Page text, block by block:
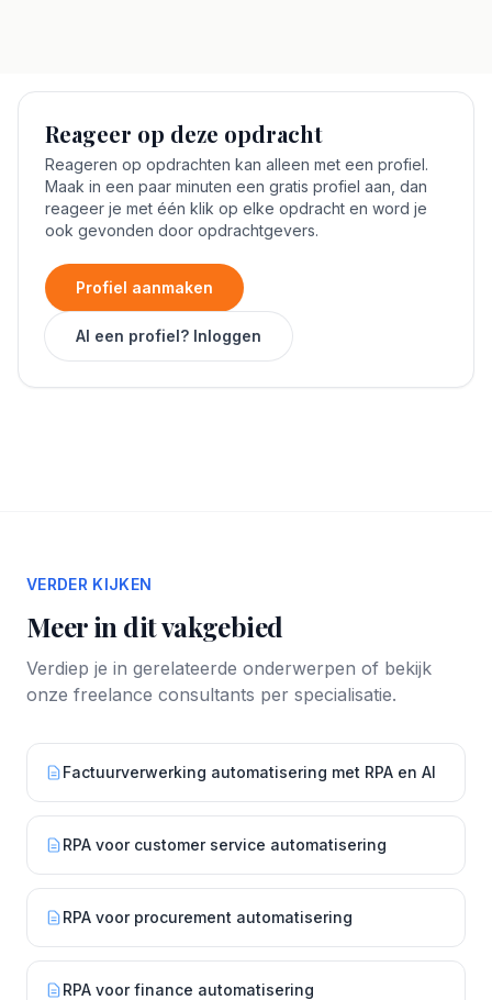
Reageer op deze opdracht
Reageren op opdrachten kan alleen met een profiel.
Maak in een paar minuten een gratis profiel aan, dan
reageer je met één klik op elke opdracht en word je
ook gevonden door opdrachtgevers.
Profiel aanmaken
Al een profiel? Inloggen
VERDER KIJKEN
Meer in dit vakgebied
Verdiep je in gerelateerde onderwerpen of bekijk
onze freelance consultants per specialisatie.
Factuurverwerking automatisering met RPA en AI
RPA voor customer service automatisering
RPA voor procurement automatisering
RPA voor finance automatisering